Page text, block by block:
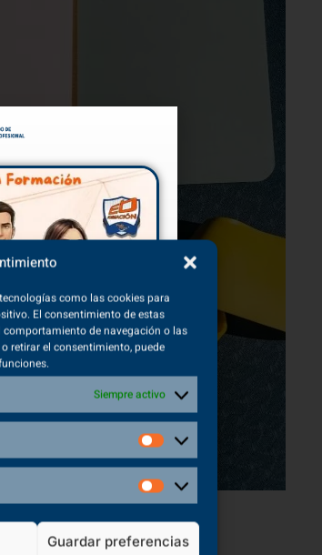
como las cookies para
El consentimiento de estas
de navegación o las
retirar el consentimiento, puede
Siempre activo
Guardar preferencias